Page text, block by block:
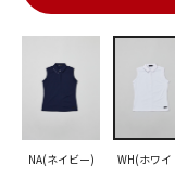
NA(ネイビー) WH(ホワイ